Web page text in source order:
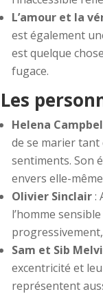
L’amour et la
est également
est quelque
fugace.
Les
Helena
de se marier tant
sentiments. Son
envers elle-
Olivier Sinclair:
l’homme
Sam et Sib
excentricité et
représentent